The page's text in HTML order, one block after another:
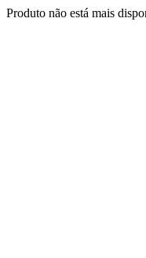
Produto não está mais